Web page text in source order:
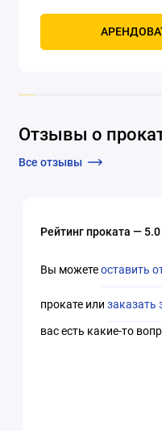
Отзывы о
Все отзывы
Рейтинг проката — 5.0
Вы можетеоставить
прокате илизаказать
вас есть какие-то